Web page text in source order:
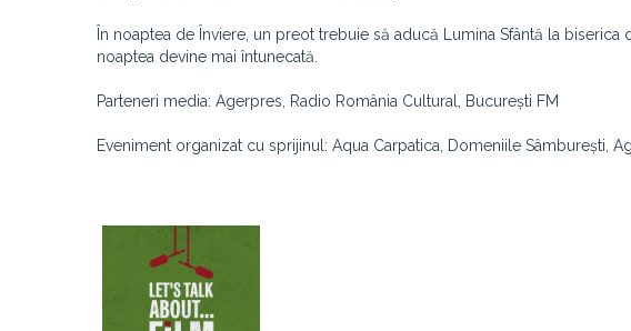
În noaptea de Înviere, un preot trebuie să aducă Lumina Sfântă la
noaptea devine mai întunecată.
Parteneri media: Agerpres, Radio România Cultural, București FM
Eveniment organizat cu sprijinul: Aqua Carpatica, Domeniile Sâmburești,